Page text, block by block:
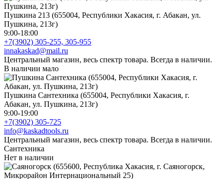
Пушкина 213 (655004, Республики Хакасия, г. Абакан, ул.
Пушкина, 213г)
9:00-18:00
+7(3902) 305-255, 305-955
innakaskad@mail.ru
Центральный магазин, весь спектр товара. Всегда в наличии.
В наличии мало
Пушкина Сантехника (655004, Республики Хакасия, г.
Абакан, ул. Пушкина, 213г)
9:00-19:00
+7(3902) 305-725
info@kaskadtools.ru
Центральный магазин, весь спектр товара. Всегда в наличии.
Сантехника
Нет в наличии